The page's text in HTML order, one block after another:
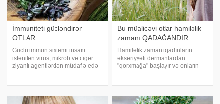
İmmuniteti gücləndirən
OTLAR
Güclü immun sistemi insanı
istənilən virus, mikrob və digər
ziyanlı agentlərdən müdafiə edə
yaxşı yuxu, fiziki aktivlik, stress
Bu müalicəvi otlar hamiləlik
zamanı QADAĞANDIR
Hamiləlik zamanı qadınların
əksəriyyəti dərmanlardan
"qorxmağa" başlayır və onların
hamiləlik zaman